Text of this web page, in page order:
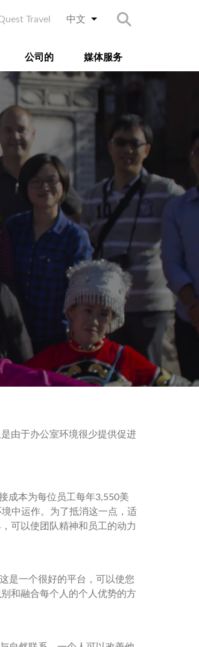
Travel 中文 列出额外的动作
公司的 媒体服务
由于办公室环境很少提供促进
成本为每位员工每年3,550美
中运作。为了抵消这一点，适
可以使团队精神和员工的动力
是一个很好的平台，可以使您
和融合每个人的个人优势的方